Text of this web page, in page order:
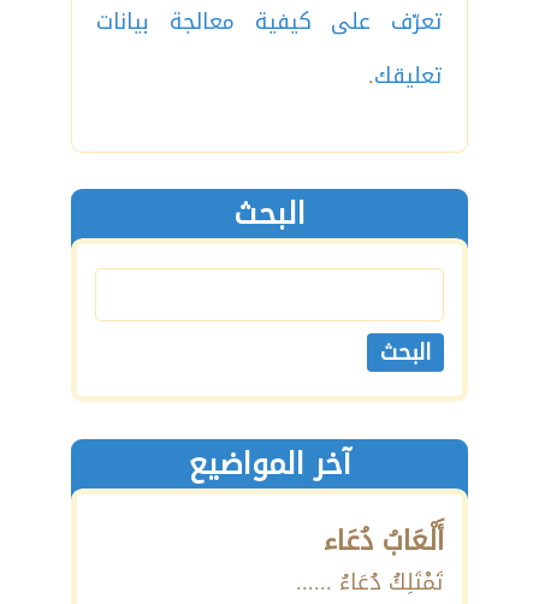
تعرّف على كيفية معالجة بيانات
تعليقك.
البحث
آخر المواضيع
أَلْعَابُ دُعَاء
تَمْتَلِكُ دُعَاءُ ......